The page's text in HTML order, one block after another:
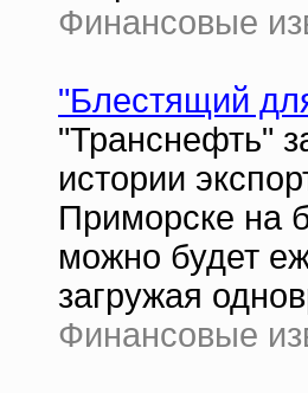
Финансовые
"Блестящий
"Транснефть"
истории
Приморске на
можно будет
загружая
Финансовые